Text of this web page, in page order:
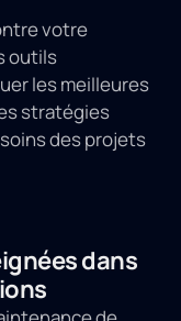
votre
outils
les meilleures
stratégies
des projets
dans